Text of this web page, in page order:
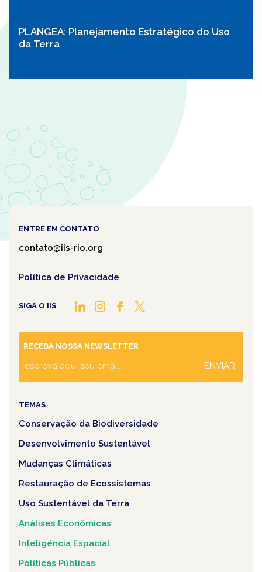
PLANGEA: Planejamento Estratégico do Uso
da Terra
ENTRE EM CONTATO
contato@iis-rio.org
Política de Privacidade
SIGA O IIS
RECEBA NOSSA NEWSLETTER
ENVIAR
TEMAS
Conservação da Biodiversidade
Desenvolvimento Sustentável
Mudanças Climáticas
Restauração de Ecossistemas
Uso Sustentável da Terra
Análises Econômicas
Inteligência Espacial
Políticas Públicas